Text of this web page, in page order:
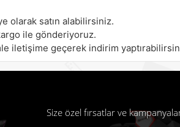
olarak satın alabilirsiniz.
ile gönderiyoruz.
iletişime geçerek indirim
Size özel fırsatlar ve